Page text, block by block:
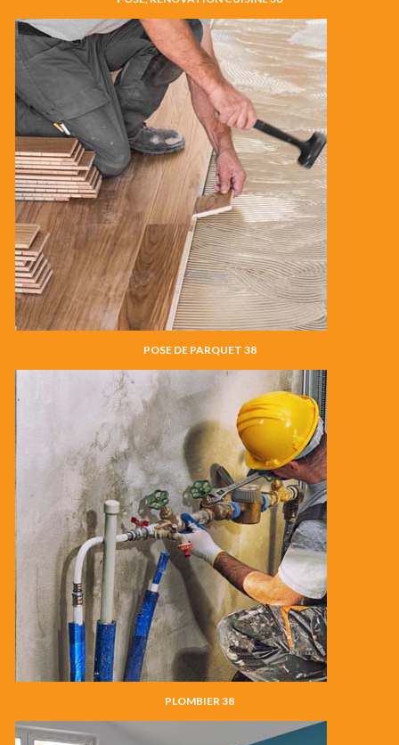
POSE DE PARQUET 38
PLOMBIER 38